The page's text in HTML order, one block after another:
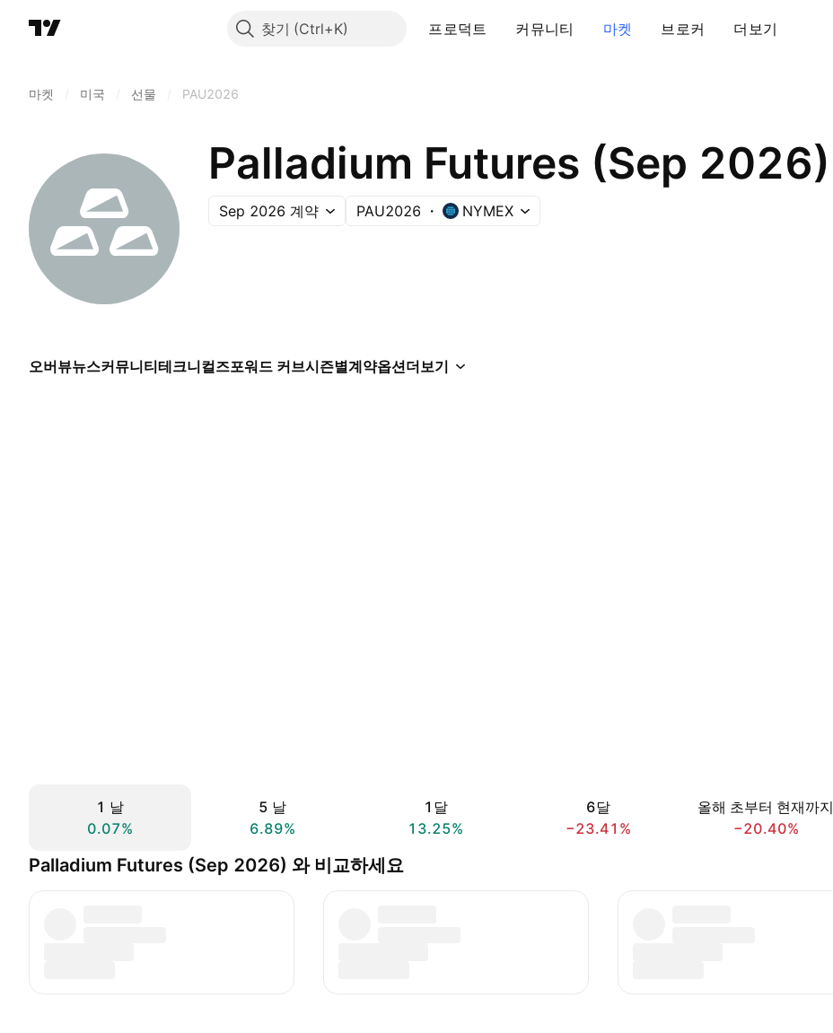
찾기 프로덕트 커뮤니티 마켓 브로커 더보기
마켓 미국 선물 PAU2026
Palladium Futures (Sep 2026)
Sep 2026 계약 PAU2026 NYMEX
오버뷰뉴스커뮤니티테크니컬즈포워드 커브시즌별계약옵션더보기
1 날
0.07%
5 날
6.89%
1달
13.25%
6달
−23.41%
올해 초부터 현재까지
−20.40%
Palladium Futures (Sep 2026) 와 비교하세요